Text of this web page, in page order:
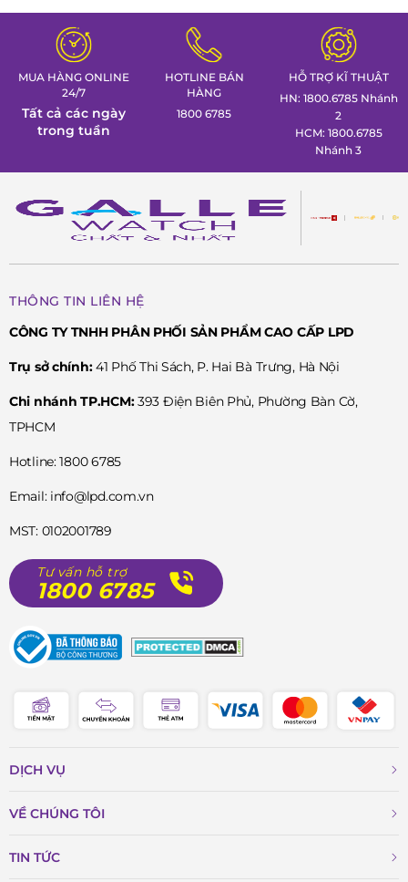
tác thể thao cá tính nhất trong
Tuần lễ đồng hồ Thụy Sỹ cùng
Đồng hồ Galle!
gian trưng bày đồng hồ
định hình phong thái lãnh
MUA HÀNG ONLINE
24/7
Tất cả các ngày
trong tuần
HOTLINE BÁN
HÀNG
1800 6785
HỖ TRỢ KĨ THUẬT
HN: 1800.6785 Nhánh
2
HCM: 1800.6785
Nhánh 3
THÔNG TIN LIÊN HỆ
CÔNG TY TNHH PHÂN PHỐI SẢN PHẨM CAO CẤP LPD
Trụ sở chính:41 Phố Thi Sách, P. Hai Bà Trưng, Hà Nội
Chi nhánh TP.HCM:393 Điện Biên Phủ, Phường Bàn Cờ,
TPHCM
Hotline: 1800 6785
Email: info@lpd.com.vn
MST: 0102001789
Tư vấn hỗ trợ
1800 6785
DỊCH VỤ
VỀ CHÚNG TÔI
TIN TỨC